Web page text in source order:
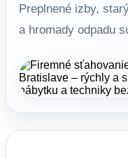
Preplnené izby,
a hromady odpadu